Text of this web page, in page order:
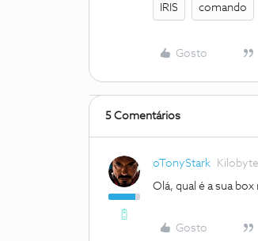
IRIS comando
Gosto
5 Comentários
oTonyStark Kilobyte
Olá, qual é a sua
Gosto